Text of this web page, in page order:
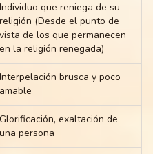
Individuo que reniega de su
religión (Desde el punto de
vista de los que permanecen
en la religión renegada)
Interpelación brusca y poco
amable
Glorificación, exaltación de
una persona